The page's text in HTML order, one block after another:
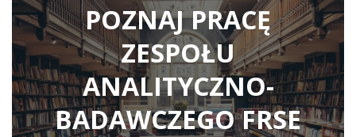
POZNAJ PRACĘ
ZESPOŁU
ANALITYCZNO-
BADAWCZEGO FRSE